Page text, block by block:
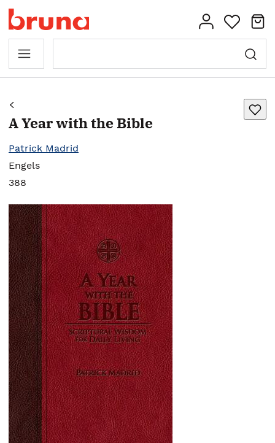
A Year with the Bible
Patrick Madrid
Engels
388